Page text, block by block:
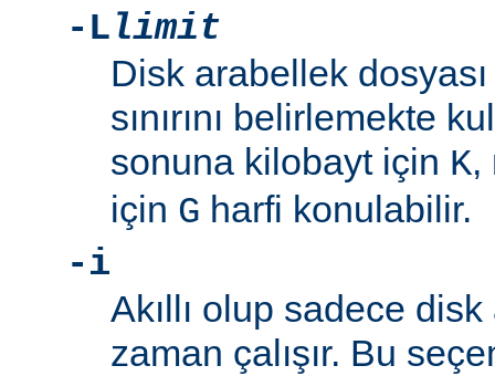
-Llimit
Disk arabellek
sınırını belirlemekte
sonuna kilobayt için K,
için G harfi konulabilir.
-i
Akıllı olup sadece
zaman çalışır. Bu